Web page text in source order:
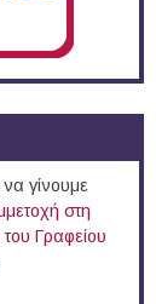
γίνουμε
στη
Γραφείου